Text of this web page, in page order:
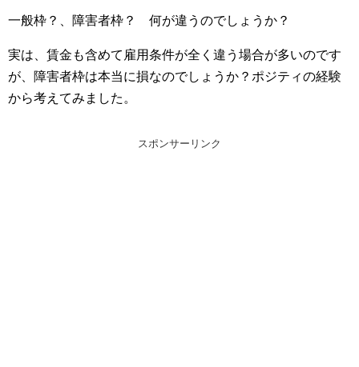
一般枠？、障害者枠？ 何が違うのでしょうか？
実は、賃金も含めて雇用条件が全く違う場合が多いのです
が、障害者枠は本当に損なのでしょうか？ポジティの経験
から考えてみました。
スポンサーリンク